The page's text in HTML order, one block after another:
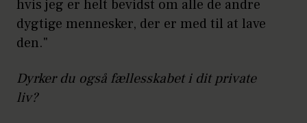
hvis jeg er helt bevidst om alle de andre
dygtige mennesker, der er med til at lave
den."
Dyrker du også fællesskabet i dit private
liv?